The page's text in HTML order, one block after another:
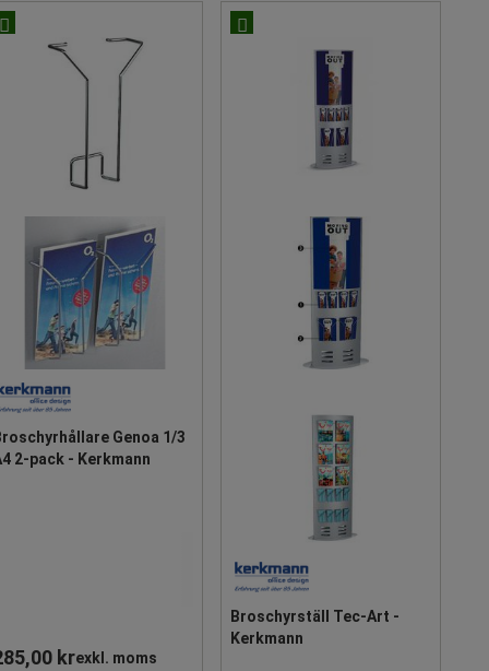
Genoa 1/3
2-pack - Kerkmann
krexkl. moms
Broschyrställ Tec-Art -
Kerkmann